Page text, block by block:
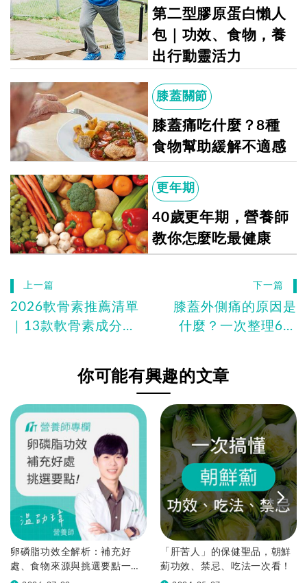
第二型膠原蛋白懶人
包｜功效、食物，養
出行動靈活力
膝蓋關節
膝蓋痛吃什麼？8種
食物幫助緩解不適感
更年期
40歲更年期，營養師
教你怎麼吃最健康
上一篇
2026軟骨素推薦清單
｜13款軟骨素成分、
下一篇
膝蓋外側痛的原因是
什麼？一次整理6種
你可能有興趣的文章
卵磷脂功效全解析：補充好
處、食物來源與挑選要點一篇
「肝苦人」的保健聖品，朝鮮
薊功效、禁忌、吃法一次看！